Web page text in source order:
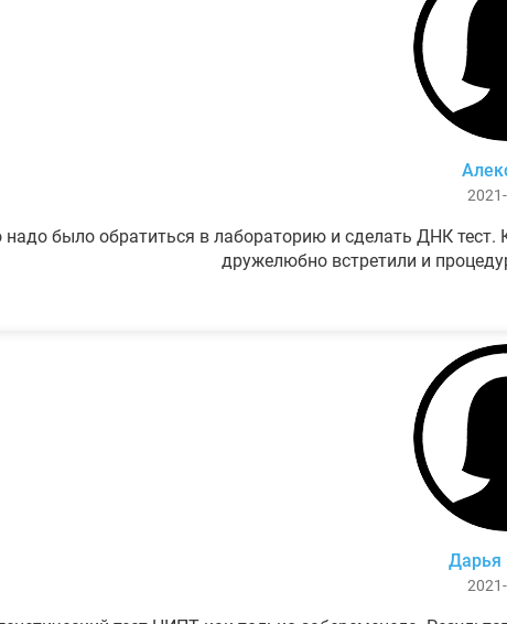
было обратиться в лабораторию и сделать ДНК
дружелюбно встретили и
Дарья